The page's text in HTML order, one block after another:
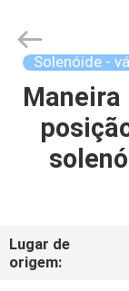
CASA
SOBRE
FLUID
AUTOMATIC
CONTROL
CO.,LTD.
Reserved.
Solenóide -
Maneira
Lugar de
origem: